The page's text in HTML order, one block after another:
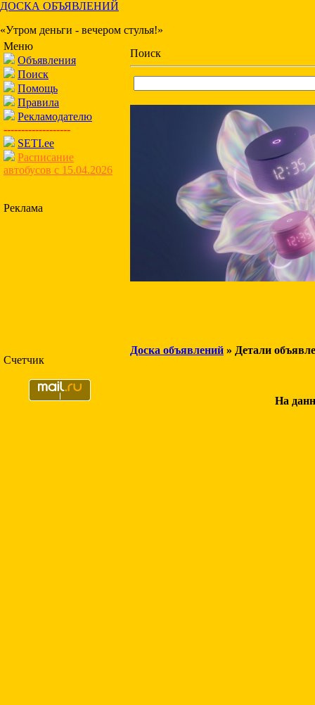
ДОСКА ОБЪЯВЛЕНИЙ
«Утром деньги - вечером стулья!»
Меню
Объявления
Поиск
Помощь
Правила
Рекламодателю
-------------------
SETI.ee
Расписание
автобусов с 15.04.2026
Реклама
Счетчик
Поиск
Доска объявлений » Детали
На